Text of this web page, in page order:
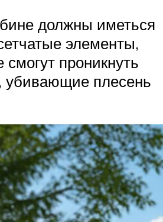
должны иметься
элементы,
смогут проникнуть
убивающие плесень